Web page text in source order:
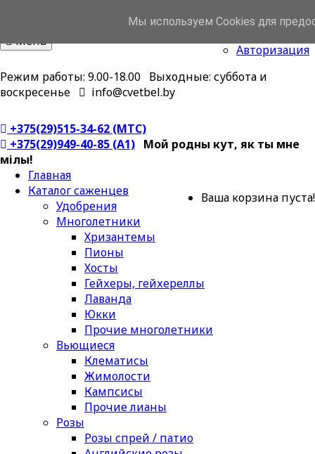
Личный кабинет
Авторизация
Режим работы: 9.00-18.00 Выходные: суббота и
воскресенье
info@cvetbel.by
+375(29)515-34-62 (МТС)
+375(29)949-40-85 (A1) Мой родны кут, як ты мне
мілы!
Ваша корзина пуста!
Menu
Главная
Каталог саженцев
Удобрения
Многолетники
Хризантемы
Пионы
Хосты
Гейхеры, гейхереллы
Лаванда
Юкки
Прочие многолетники
Вьющиеся
Клематисы
Жимолости
Кампсисы
Прочие лианы
Розы
Розы спрей / патио
Мы используем Cookies для